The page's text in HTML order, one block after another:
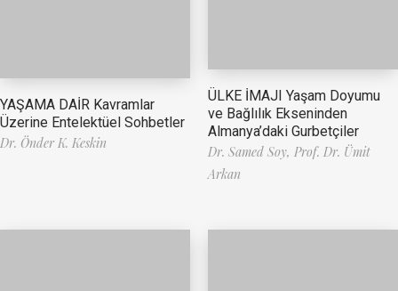
YAŞAMA DAİR Kavramlar
Üzerine Entelektüel Sohbetler
Dr. Önder K. Keskin
ÜLKE İMAJI Yaşam Doyumu
ve Bağlılık Ekseninden
Almanya’daki Gurbetçiler
Dr. Samed Soy, Prof. Dr. Ümit
Arkan